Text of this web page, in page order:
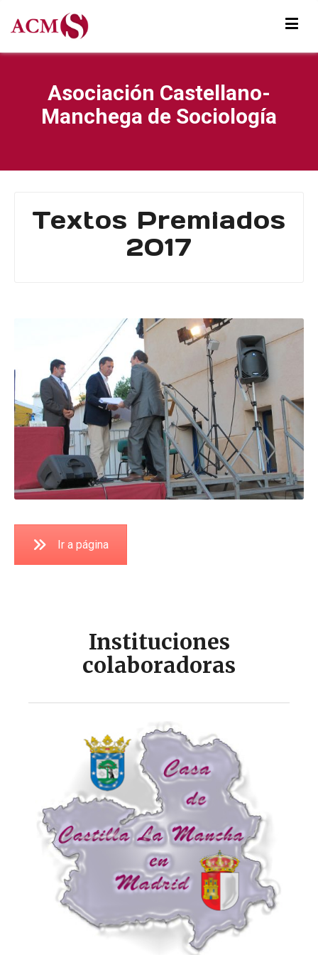
Asociación Castellano-
Manchega de Sociología
Textos Premiados
2017
Ir a página
Instituciones
colaboradoras